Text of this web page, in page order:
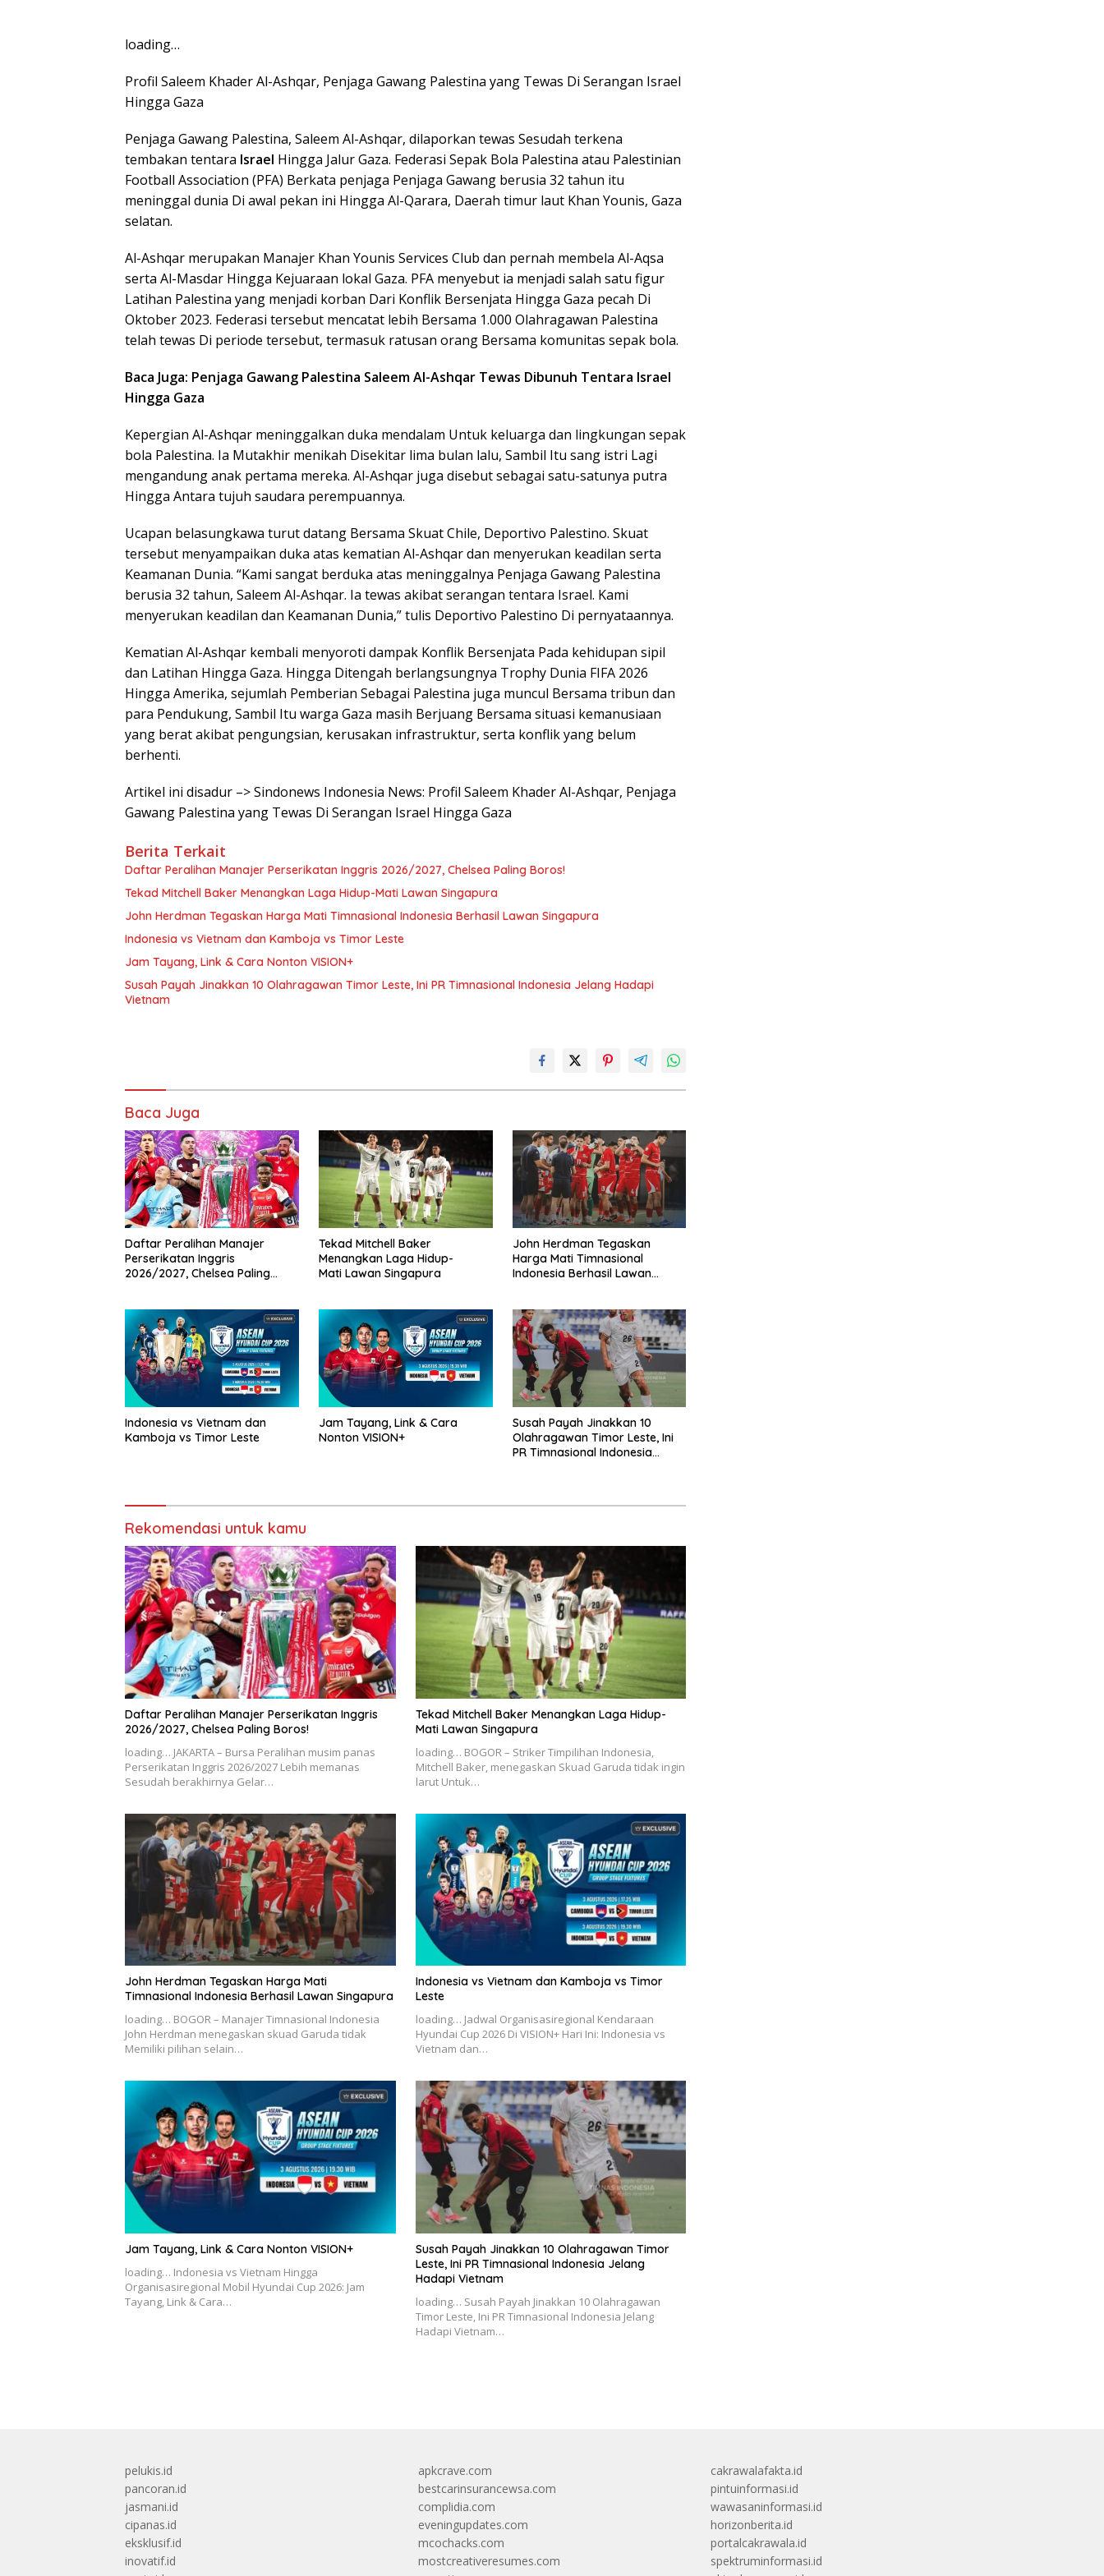
loading…
Profil Saleem Khader Al-Ashqar, Penjaga Gawang Palestina yang Tewas Di Serangan Israel
Hingga Gaza
Penjaga Gawang Palestina, Saleem Al-Ashqar, dilaporkan tewas Sesudah terkena
tembakan tentara Israel Hingga Jalur Gaza. Federasi Sepak Bola Palestina atau Palestinian
Football Association (PFA) Berkata penjaga Penjaga Gawang berusia 32 tahun itu
meninggal dunia Di awal pekan ini Hingga Al-Qarara, Daerah timur laut Khan Younis, Gaza
selatan.
Al-Ashqar merupakan Manajer Khan Younis Services Club dan pernah membela Al-Aqsa
serta Al-Masdar Hingga Kejuaraan lokal Gaza. PFA menyebut ia menjadi salah satu figur
Latihan Palestina yang menjadi korban Dari Konflik Bersenjata Hingga Gaza pecah Di
Oktober 2023. Federasi tersebut mencatat lebih Bersama 1.000 Olahragawan Palestina
telah tewas Di periode tersebut, termasuk ratusan orang Bersama komunitas sepak bola.
Baca Juga: Penjaga Gawang Palestina Saleem Al-Ashqar Tewas Dibunuh Tentara Israel
Hingga Gaza
Kepergian Al-Ashqar meninggalkan duka mendalam Untuk keluarga dan lingkungan sepak
bola Palestina. Ia Mutakhir menikah Disekitar lima bulan lalu, Sambil Itu sang istri Lagi
mengandung anak pertama mereka. Al-Ashqar juga disebut sebagai satu-satunya putra
Hingga Antara tujuh saudara perempuannya.
Ucapan belasungkawa turut datang Bersama Skuat Chile, Deportivo Palestino. Skuat
tersebut menyampaikan duka atas kematian Al-Ashqar dan menyerukan keadilan serta
Keamanan Dunia. “Kami sangat berduka atas meninggalnya Penjaga Gawang Palestina
berusia 32 tahun, Saleem Al-Ashqar. Ia tewas akibat serangan tentara Israel. Kami
menyerukan keadilan dan Keamanan Dunia,” tulis Deportivo Palestino Di pernyataannya.
Kematian Al-Ashqar kembali menyoroti dampak Konflik Bersenjata Pada kehidupan sipil
dan Latihan Hingga Gaza. Hingga Ditengah berlangsungnya Trophy Dunia FIFA 2026
Hingga Amerika, sejumlah Pemberian Sebagai Palestina juga muncul Bersama tribun dan
para Pendukung, Sambil Itu warga Gaza masih Berjuang Bersama situasi kemanusiaan
yang berat akibat pengungsian, kerusakan infrastruktur, serta konflik yang belum
berhenti.
Artikel ini disadur –> Sindonews Indonesia News: Profil Saleem Khader Al-Ashqar, Penjaga
Gawang Palestina yang Tewas Di Serangan Israel Hingga Gaza
Berita Terkait
Daftar Peralihan Manajer Perserikatan Inggris 2026/2027, Chelsea Paling Boros!
Tekad Mitchell Baker Menangkan Laga Hidup-Mati Lawan Singapura
John Herdman Tegaskan Harga Mati Timnasional Indonesia Berhasil Lawan Singapura
Indonesia vs Vietnam dan Kamboja vs Timor Leste
Jam Tayang, Link & Cara Nonton VISION+
Susah Payah Jinakkan 10 Olahragawan Timor Leste, Ini PR Timnasional Indonesia Jelang Hadapi
Vietnam
Baca Juga
Daftar Peralihan Manajer
Perserikatan Inggris
2026/2027, Chelsea Paling
Tekad Mitchell Baker
Menangkan Laga Hidup-
Mati Lawan Singapura
John Herdman Tegaskan
Harga Mati Timnasional
Indonesia Berhasil Lawan
Indonesia vs Vietnam dan
Kamboja vs Timor Leste
Jam Tayang, Link & Cara
Nonton VISION+
Susah Payah Jinakkan 10
Olahragawan Timor Leste, Ini
PR Timnasional Indonesia
Rekomendasi untuk kamu
Daftar Peralihan Manajer Perserikatan Inggris
2026/2027, Chelsea Paling Boros!
loading… JAKARTA – Bursa Peralihan musim panas
Perserikatan Inggris 2026/2027 Lebih memanas
Sesudah berakhirnya Gelar…
Tekad Mitchell Baker Menangkan Laga Hidup-
Mati Lawan Singapura
loading… BOGOR – Striker Timpilihan Indonesia,
Mitchell Baker, menegaskan Skuad Garuda tidak ingin
larut Untuk…
John Herdman Tegaskan Harga Mati
Timnasional Indonesia Berhasil Lawan Singapura
loading… BOGOR – Manajer Timnasional Indonesia
John Herdman menegaskan skuad Garuda tidak
Memiliki pilihan selain…
Indonesia vs Vietnam dan Kamboja vs Timor
Leste
loading… Jadwal Organisasiregional Kendaraan
Hyundai Cup 2026 Di VISION+ Hari Ini: Indonesia vs
Vietnam dan…
Jam Tayang, Link & Cara Nonton VISION+
loading… Indonesia vs Vietnam Hingga
Organisasiregional Mobil Hyundai Cup 2026: Jam
Tayang, Link & Cara…
Susah Payah Jinakkan 10 Olahragawan Timor
Leste, Ini PR Timnasional Indonesia Jelang
Hadapi Vietnam
loading… Susah Payah Jinakkan 10 Olahragawan
Timor Leste, Ini PR Timnasional Indonesia Jelang
Hadapi Vietnam…
pelukis.id
pancoran.id
jasmani.id
cipanas.id
eksklusif.id
inovatif.id
apkcrave.com
bestcarinsurancewsa.com
complidia.com
eveningupdates.com
mcochacks.com
mostcreativeresumes.com
cakrawalafakta.id
pintuinformasi.id
wawasaninformasi.id
horizonberita.id
portalcakrawala.id
spektruminformasi.id